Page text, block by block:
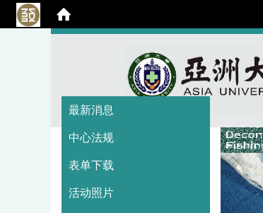
最新消息
中心法规
表单下载
活动照片